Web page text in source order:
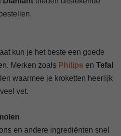
kun je het beste een goede
Merken zoals Philips en Tefal
waarmee je kroketten heerlijk
vet.
en andere ingrediënten snel